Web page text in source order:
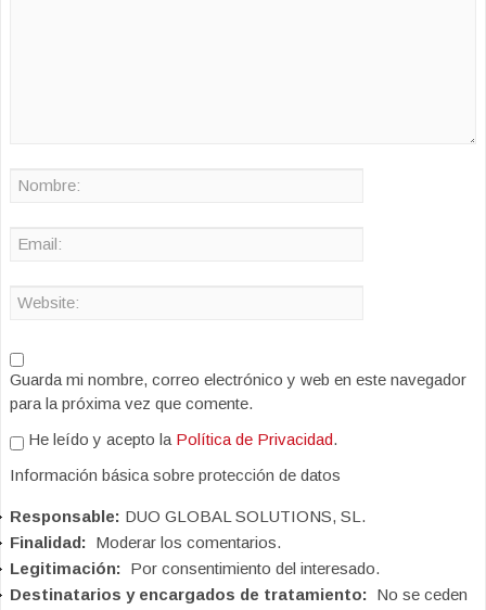
Guarda mi nombre, correo electrónico y web en este navegador
para la próxima vez que comente.
He leído y acepto la Política de Privacidad.
Información básica sobre protección de datos
Responsable: DUO GLOBAL SOLUTIONS, SL.
Finalidad: Moderar los comentarios.
Legitimación: Por consentimiento del interesado.
Destinatarios y encargados de tratamiento: No se ceden